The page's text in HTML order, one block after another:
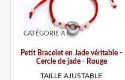
CATÉGORIE A
Petit Bracelet en Jade véritable -
Cercle de jade - Rouge
TAILLE AJUSTABLE